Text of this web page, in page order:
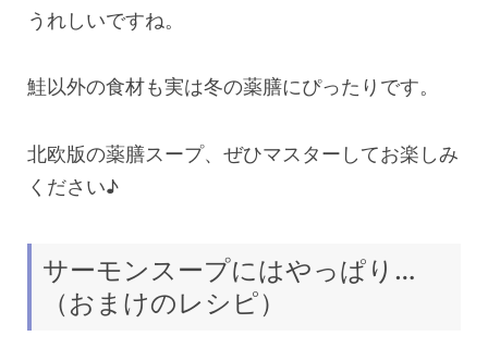
うれしいですね。
鮭以外の食材も実は冬の薬膳にぴったりです。
北欧版の薬膳スープ、ぜひマスターしてお楽しみ
ください♪
サーモンスープにはやっぱり…
（おまけのレシピ）